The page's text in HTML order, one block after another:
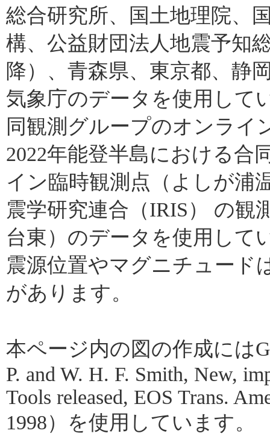
総合研究所、国土地理院、
構、公益財団法人地震予知
降）、青森県、東京都、静
気象庁のデータを使用して
同観測グループのオンライ
2022年能登半島における合
イン臨時観測点（よしが浦
震学研究連合（IRIS） の観
台東）のデータを使用して
震源位置やマグニチュード
があります。
本ページ内の図の作成には
P. and W. H. F. Smith, New,
Tools released, EOS Trans.
1998）を使用しています。